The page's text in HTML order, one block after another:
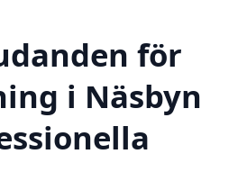
för
i Näsbyn